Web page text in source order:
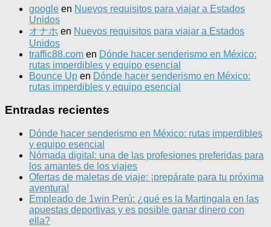
google en Nuevos requisitos para viajar a Estados
Unidos
オナホ en Nuevos requisitos para viajar a Estados
Unidos
traffic88.com en Dónde hacer senderismo en México:
rutas imperdibles y equipo esencial
Bounce Up en Dónde hacer senderismo en México:
rutas imperdibles y equipo esencial
Entradas recientes
Dónde hacer senderismo en México: rutas imperdibles
y equipo esencial
Nómada digital: una de las profesiones preferidas para
los amantes de los viajes
Ofertas de maletas de viaje: ¡prepárate para tu próxima
aventura!
Empleado de 1win Perú: ¿qué es la Martingala en las
apuestas deportivas y es posible ganar dinero con
ella?